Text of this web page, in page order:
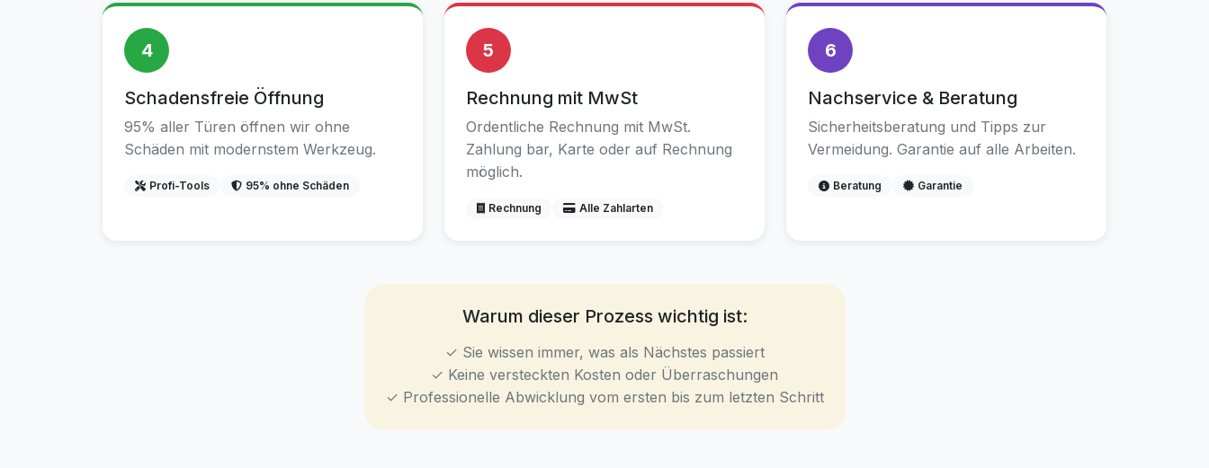
4
Schadensfreie Öffnung
95% aller Türen öffnen wir ohne
Schäden mit modernstem Werkzeug.
Profi-Tools 95% ohne Schäden
5
Rechnung mit MwSt
Ordentliche Rechnung mit MwSt.
Zahlung bar, Karte oder auf Rechnung
möglich.
Rechnung Alle Zahlarten
6
Nachservice & Beratung
Sicherheitsberatung und Tipps zur
Vermeidung. Garantie auf alle Arbeiten.
Beratung Garantie
Warum dieser Prozess wichtig ist:
✓ Sie wissen immer, was als Nächstes passiert
✓ Keine versteckten Kosten oder Überraschungen
✓ Professionelle Abwicklung vom ersten bis zum letzten Schritt